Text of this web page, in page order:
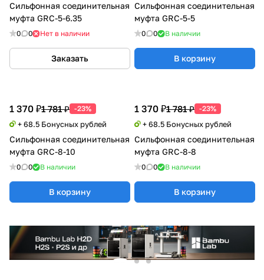
Сильфонная соединительная
муфта GRC-5-5
0 0 В наличии
В корзину
1 370 ₽1 781 ₽ -23%
+ 68.5 Бонусных рублей
Сильфонная соединительная
муфта GRC-8-10
0 0 В наличии
В корзину
1 370 ₽1 781 ₽ -23%
+ 68.5 Бонусных рублей
Сильфонная соединительная
муфта GRC-8-8
0 0 В наличии
В корзину
Сильфонная соединительная
муфта GRC-5-6.35
0 0 Нет в наличии
Заказать